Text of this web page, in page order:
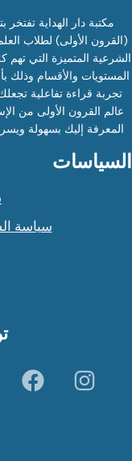
مكتبة دار الهداية
(القرون الأولى) لطلاب
الشرعية المتميزة التي
المستويات والأقسام وذلك
تجربة قراءة تفاعلية
عالم القرون الأولى من
المعرفة إليك بسهولة
السياسات
سياسة